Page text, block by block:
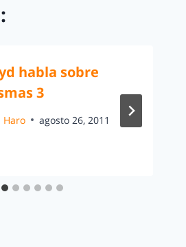
habla sobre
3
Haro agosto 26, 2011